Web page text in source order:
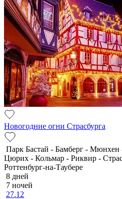
Новогодние огни Страсбурга
Парк Бастай - Бамберг -
Цюрих - Кольмар - Риквир -
Роттенбург-на-Таубере
8 дней
7 ночей
27.12